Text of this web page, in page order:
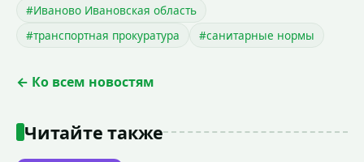
#Иваново Ивановская область
#транспортная прокуратура
#санитарные нормы
← Ко всем новостям
Читайте также